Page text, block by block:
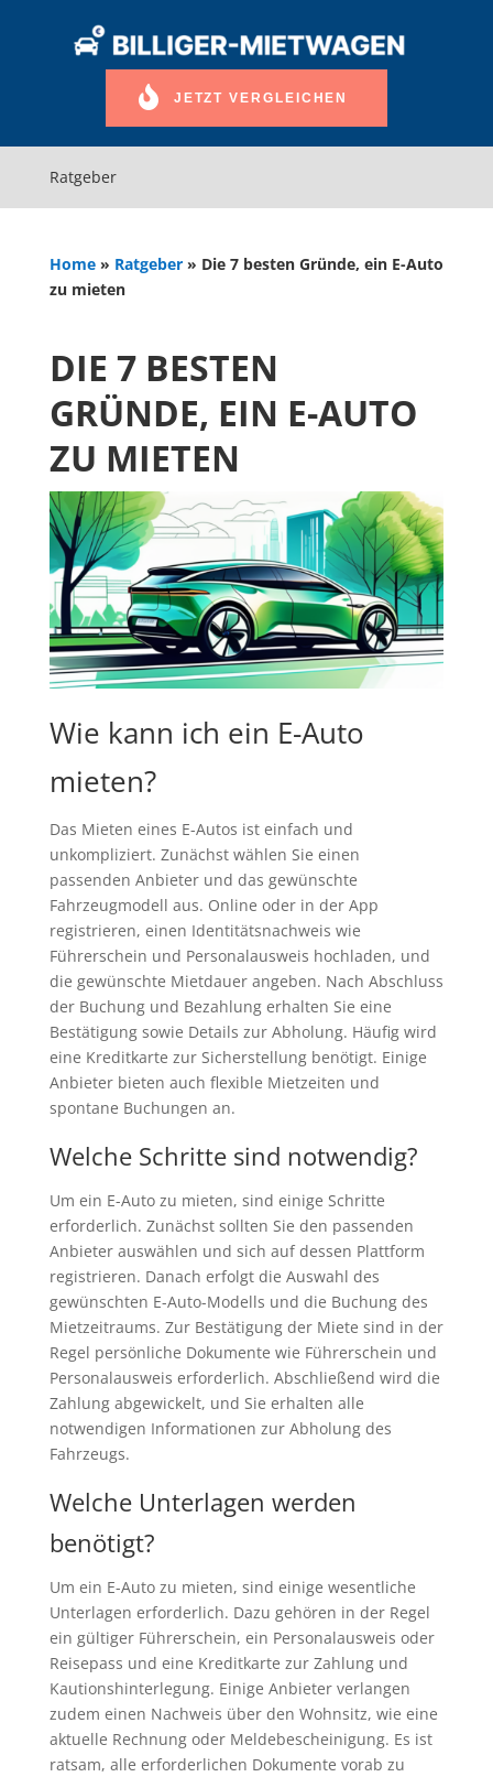
JETZT VERGLEICHEN
Ratgeber
Home» Ratgeber» Die 7 besten Gründe, ein E-Auto
zu mieten
DIE 7 BESTEN
GRÜNDE, EIN E-AUTO
ZU MIETEN
Wie kann ich ein E-Auto
mieten?
Das Mieten eines E-Autos ist einfach und
unkompliziert. Zunächst wählen Sie einen
passenden Anbieter und das gewünschte
Fahrzeugmodell aus. Online oder in der App
registrieren, einen Identitätsnachweis wie
Führerschein und Personalausweis hochladen, und
die gewünschte Mietdauer angeben. Nach Abschluss
der Buchung und Bezahlung erhalten Sie eine
Bestätigung sowie Details zur Abholung. Häufig wird
eine Kreditkarte zur Sicherstellung benötigt. Einige
Anbieter bieten auch flexible Mietzeiten und
spontane Buchungen an.
Welche Schritte sind notwendig?
Um ein E-Auto zu mieten, sind einige Schritte
erforderlich. Zunächst sollten Sie den passenden
Anbieter auswählen und sich auf dessen Plattform
registrieren. Danach erfolgt die Auswahl des
gewünschten E-Auto-Modells und die Buchung des
Mietzeitraums. Zur Bestätigung der Miete sind in der
Regel persönliche Dokumente wie Führerschein und
Personalausweis erforderlich. Abschließend wird die
Zahlung abgewickelt, und Sie erhalten alle
notwendigen Informationen zur Abholung des
Fahrzeugs.
Welche Unterlagen werden
benötigt?
Um ein E-Auto zu mieten, sind einige wesentliche
Unterlagen erforderlich. Dazu gehören in der Regel
ein gültiger Führerschein, ein Personalausweis oder
Reisepass und eine Kreditkarte zur Zahlung und
Kautionshinterlegung. Einige Anbieter verlangen
zudem einen Nachweis über den Wohnsitz, wie eine
aktuelle Rechnung oder Meldebescheinigung. Es ist
ratsam, alle erforderlichen Dokumente vorab zu